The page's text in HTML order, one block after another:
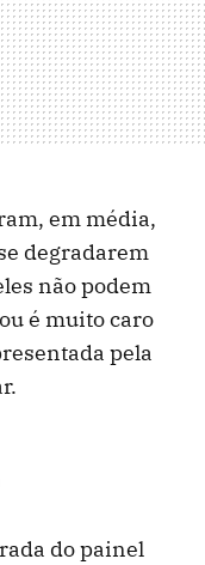
em média,
degradarem
não podem
é muito caro
pela
do painel